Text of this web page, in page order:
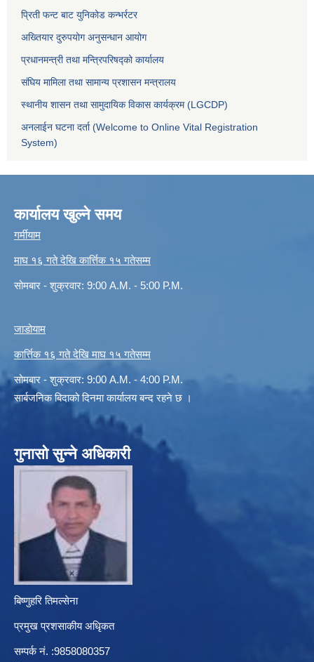
प्रिती फन्ट बाट युनिकोड कन्भर्रटर
अख्तियार दुरुपयोग अनुसन्धान आयोग
प्रधानमन्त्री तथा मन्त्रिपरिषद्को कार्यालय
संघिय मामिला तथा सामान्य प्रशासन मन्त्रालय
स्थानीय शासन तथा सामुदायिक विकास कार्यक्रम (LGCDP)
अनलाईन घटना दर्ता (Welcome to Online Vital Registration
System)
कार्यालय खुल्ने समय
गर्मीयाम
माघ १६ गते देखि कार्त्तिक १५ गतेसम्म
सोमबार - शुक्रवार: 9:00 A.M. - 5:00 P.M.
जाडोयाम
कार्त्तिक १६ गते देखि माघ १५ गतेसम्म
सोमबार - शुक्रवार: 9:00 A.M. - 4:00 P.M.
सार्बजनिक बिदाको दिनमा कार्यालय बन्द रहने छ ।
गुनासो सुन्ने अधिकारी
बिष्णुहरि तिमल्सेना
प्रमुख प्रशसाकीय अधिृकत
सम्पर्क न‌ं. :9858080357